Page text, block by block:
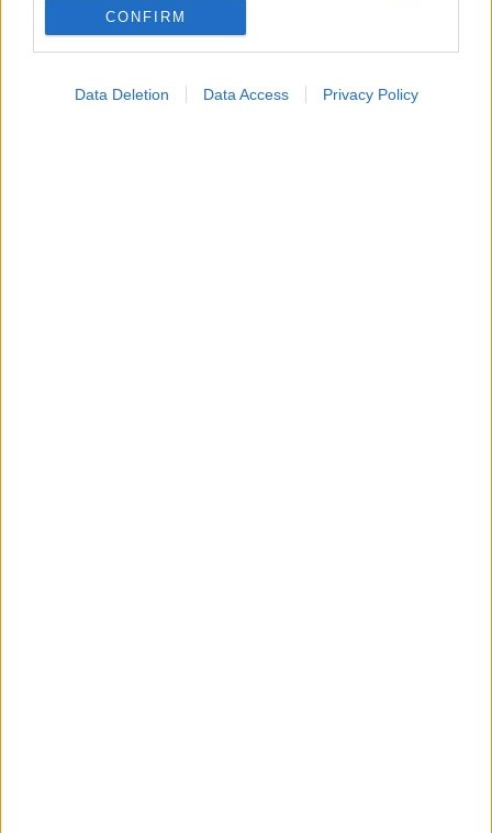
Purposes for which it was collected.
Opted Out
CONFIRM
Data Deletion Data Access Privacy Policy
Gyógyszerterápia
Megosztás
Küldés Küldés Messengeren